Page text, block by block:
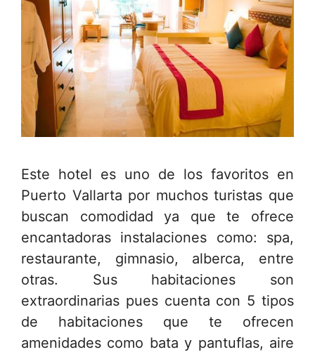
Este hotel es uno de los favoritos en
Puerto Vallarta por muchos turistas que
buscan comodidad ya que te ofrece
encantadoras instalaciones como: spa,
restaurante, gimnasio, alberca, entre
otras. Sus habitaciones son
extraordinarias pues cuenta con 5 tipos
de habitaciones que te ofrecen
amenidades como bata y pantuflas, aire